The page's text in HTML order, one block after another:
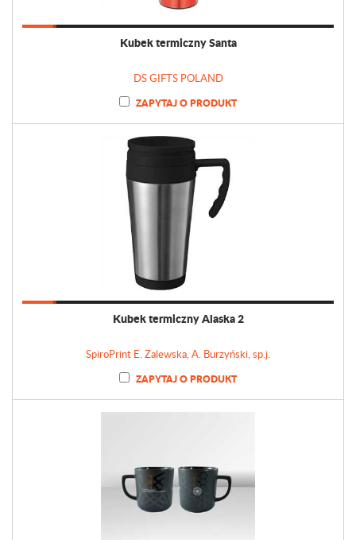
Kubek termiczny Santa
DS GIFTS POLAND
ZAPYTAJ O PRODUKT
Kubek termiczny Alaska 2
SpiroPrint E. Zalewska, A. Burzyński, sp.j.
ZAPYTAJ O PRODUKT